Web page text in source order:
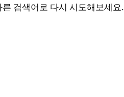
검색어로 다시 시도해보세요.